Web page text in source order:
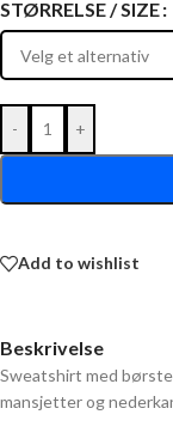
STØRRELSE / SIZE
- +
Add to wishlist
Beskrivelse
Sweatshirt med
mansjetter og